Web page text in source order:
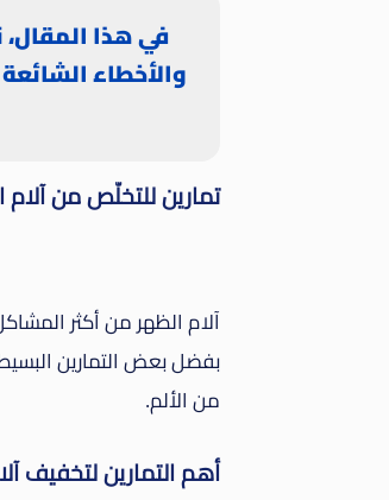
في هذا
والأخطاء
تمارين للتخلّص من آلام
آلام الظهر من أكثر
بفضل بعض التمارين
من الألم.
أهم التمارين لتخفيف